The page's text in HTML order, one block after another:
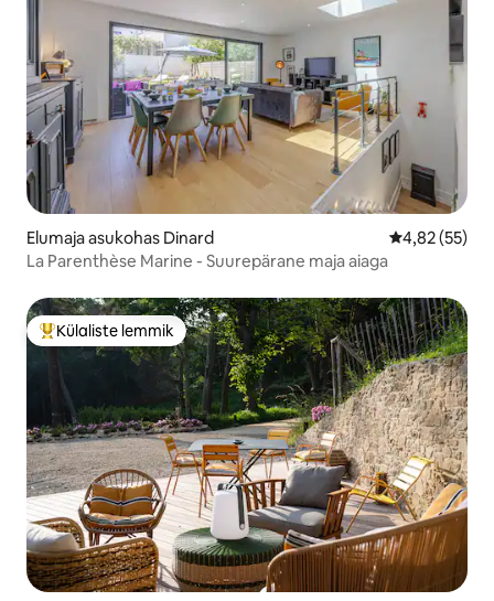
Elumaja asukohas Dinard Keskmine
4,82 (55)
La Parenthèse Marine - Suurepärane maja aiaga
Külaliste suur lemmik
Külaliste lemmik